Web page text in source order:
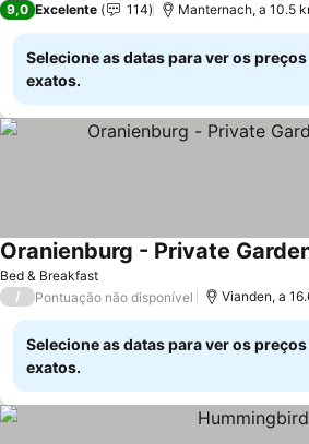
9,0 Excelente 114 Manternach, a 10.5
Selecione as datas para ver os preços
exatos.
Bed & Breakfast
Oranienburg - Private
/ Pontuação não disponível Vianden, a
Selecione as datas para ver os preços
exatos.